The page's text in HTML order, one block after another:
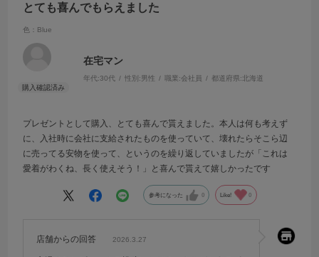
とても喜んでもらえました
色：Blue
在宅マン
年代:30代 性別:男性 職業:会社員 都道府県: 北海道
プレゼントとして購入、とても喜んで貰えました。本人は何も考えず
に、入社時に会社に支給されたものを使っていて、壊れたらそこら辺
に売ってる安物を使って、というのを繰り返していましたが「これは
愛着がわくね、長く使えそう！」と喜んで貰えて嬉しかったです
参考になった 0 Like! 0
店舗からの回答 2026.3.27